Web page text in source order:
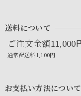
送料について
ご注文金額11,000
通常配送料1,100円
お支払い方法について